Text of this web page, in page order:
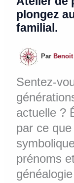
plongez
familial.
Par
Sentez-
actuelle ?
par ce
prénoms